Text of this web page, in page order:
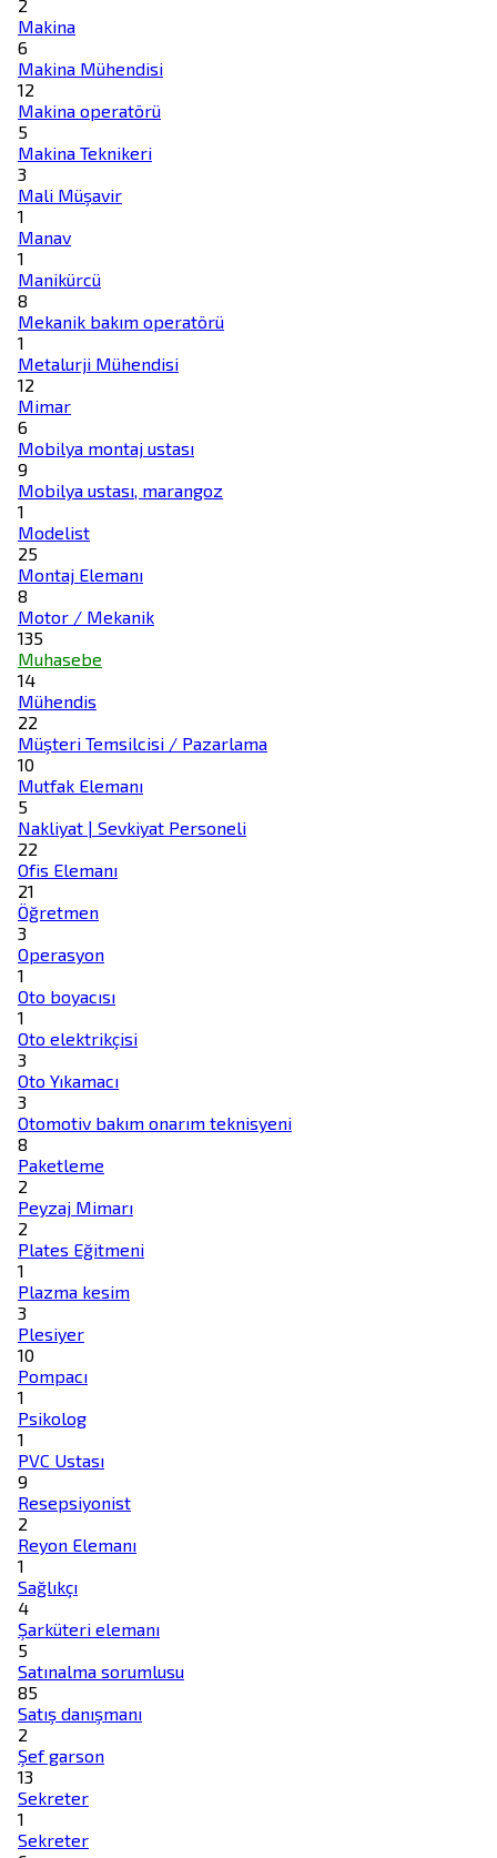
2
Makina
6
Makina Mühendisi
12
Makina operatörü
5
Makina Teknikeri
3
Mali Müşavir
1
Manav
1
Manikürcü
8
Mekanik bakım operatörü
1
Metalurji Mühendisi
12
Mimar
6
Mobilya montaj ustası
9
Mobilya ustası, marangoz
1
Modelist
25
Montaj Elemanı
8
Motor / Mekanik
135
Muhasebe
14
Mühendis
22
Müşteri Temsilcisi / Pazarlama
10
Mutfak Elemanı
5
Nakliyat | Sevkiyat Personeli
22
Ofis Elemanı
21
Öğretmen
3
Operasyon
1
Oto boyacısı
1
Oto elektrikçisi
3
Oto Yıkamacı
3
Otomotiv bakım onarım teknisyeni
8
Paketleme
2
Peyzaj Mimarı
2
Plates Eğitmeni
1
Plazma kesim
3
Plesiyer
10
Pompacı
1
Psikolog
1
PVC Ustası
9
Resepsiyonist
2
Reyon Elemanı
1
Sağlıkçı
4
Şarküteri elemanı
5
Satınalma sorumlusu
85
Satış danışmanı
2
Şef garson
13
Sekreter
1
Sekreter